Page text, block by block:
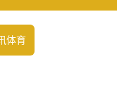
体育